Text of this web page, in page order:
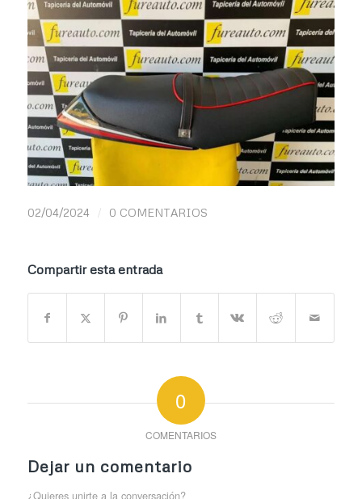
02/04/2024 / 0 COMENTARIOS
Compartir esta entrada
0
COMENTARIOS
Dejar un comentario
¿Quieres unirte a la conversación?